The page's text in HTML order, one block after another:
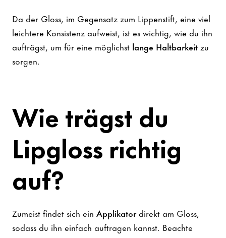
Da der Gloss, im Gegensatz zum Lippenstift, eine viel
leichtere Konsistenz aufweist, ist es wichtig, wie du ihn
aufträgst, um für eine möglichst lange Haltbarkeitzu
sorgen.
Wie trägst du
Lipgloss richtig
auf?
Zumeist findet sich ein Applikatordirekt am Gloss,
sodass du ihn einfach auftragen kannst. Beachte